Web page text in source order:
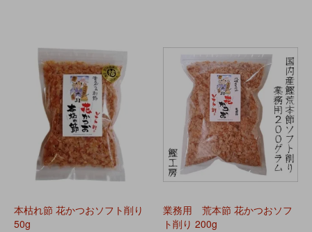
本枯れ節 花かつおソフト削り
50g
業務用 荒本節 花かつおソフ
ト削り 200g